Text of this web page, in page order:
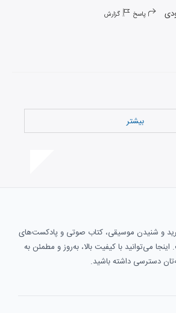
پاسخ گزارش
بیشتر
و شنیدن موسیقی، کتاب صوتی و پادکست‌های
می‌توانید با کیفیت بالا، به‌روز و مطمئن به
دسترسی داشته باشید.